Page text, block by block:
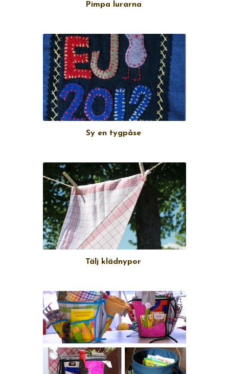
Pimpa lurarna
Sy en tygpåse
Tälj klädnypor